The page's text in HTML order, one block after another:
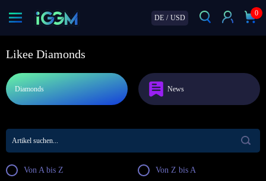
DE / USD
0
Likee Diamonds
Diamonds News
Von A bis Z Von Z bis A